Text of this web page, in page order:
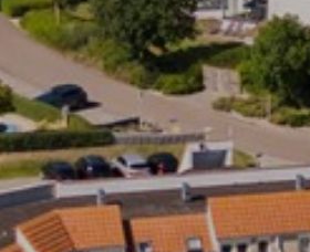
Marketing:
Deze site gebruikt cookies en
technologieën om het
Het doel van
weergeven die zijn afgestemd
voor de individuele gebruiker.
worden zo waardevoller voor
adverteerders.